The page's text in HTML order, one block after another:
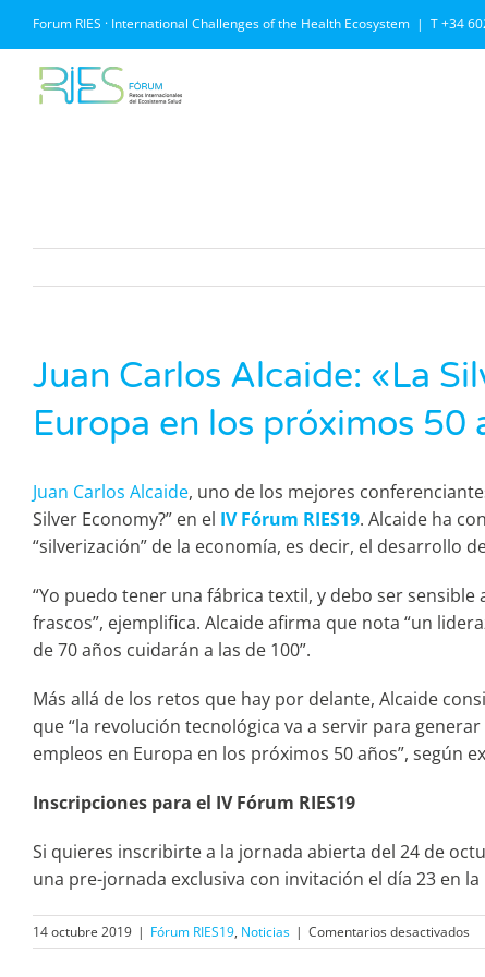
contenido
Forum RIES · International Challenges of the Health Ecosystem | T +34
Juan Carlos Alcaide: «La
Europa en los próximos 50
Juan Carlos Alcaide, uno de los mejores
Silver Economy?” en el IV Fórum RIES19. Alcaide ha
“silverización” de la economía, es decir, el desarrollo
“Yo puedo tener una fábrica textil, y debo ser
frascos”, ejemplifica. Alcaide afirma que nota “un
de 70 años cuidarán a las de 100”.
Más allá de los retos que hay por delante, Alcaide
que “la revolución tecnológica va a servir para
empleos en Europa en los próximos 50 años”, según
Inscripciones para el IV Fórum RIES19
Si quieres inscribirte a la jornada abierta del 24 de
una pre-jornada exclusiva con invitación el día 23 en
14 octubre 2019 | Fórum RIES19, Noticias | Comentarios desactivadosen